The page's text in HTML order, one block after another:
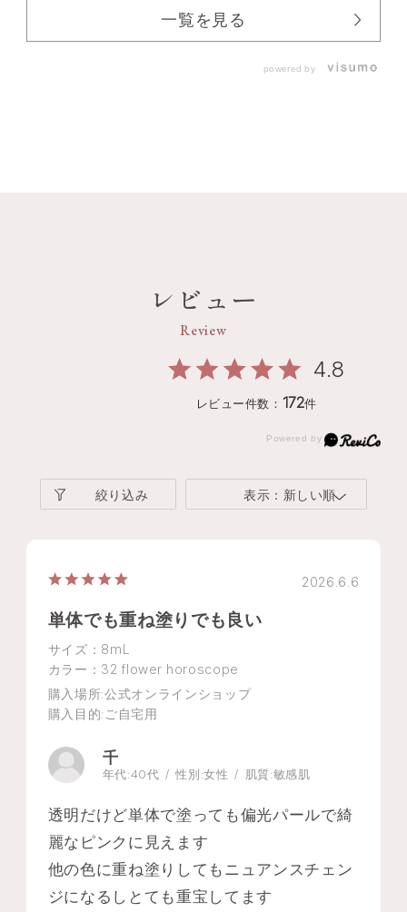
一覧を見る
powered by
レビュー
Review
4.8
レビュー件数： 172件
絞り込み 表示：新しい順
2026.6.6
単体でも重ね塗りでも良い
サイズ：8mL
カラー：32 flower horoscope
購入場所:公式オンラインショップ
購入目的:ご自宅用
千
年代:40代 性別:女性 肌質:敏感肌
透明だけど単体で塗っても偏光パールで綺
麗なピンクに見えます
他の色に重ね塗りしてもニュアンスチェン
ジになるしとても重宝してます